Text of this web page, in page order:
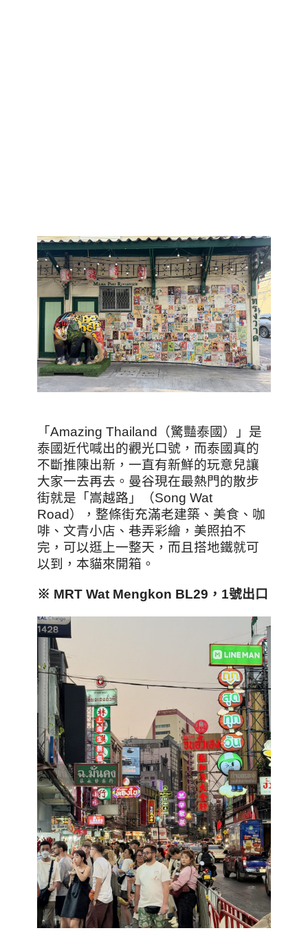
「Amazing Thailand（驚豔泰國）」是
泰國近代喊出的觀光口號，而泰國真的
不斷推陳出新，一直有新鮮的玩意兒讓
大家一去再去。曼谷現在最熱門的散步
街就是「嵩越路」（Song Wat
Road），整條街充滿老建築、美食、咖
啡、文青小店、巷弄彩繪，美照拍不
完，可以逛上一整天，而且搭地鐵就可
以到，本貓來開箱。
※ MRT Wat Mengkon BL29 ，1號出口